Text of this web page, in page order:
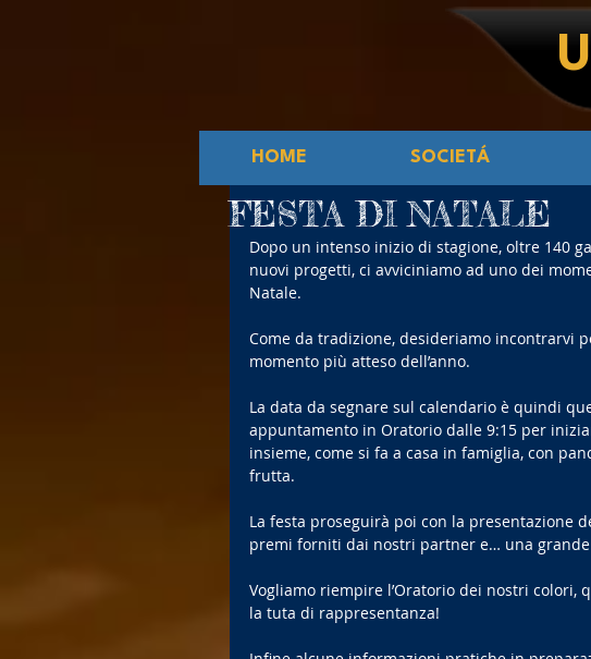
FESTA DI NATALE
Dopo un intenso inizio di stagione, oltre 140
nuovi progetti, ci avviciniamo ad uno dei
Natale.
Come da tradizione, desideriamo incontrarvi
momento più atteso dell’anno.
La data da segnare sul calendario è quindi
appuntamento in Oratorio dalle 9:15 per
insieme, come si fa a casa in famiglia, con
frutta.
La festa proseguirà poi con la presentazione
premi forniti dai nostri partner e… una
Vogliamo riempire l’Oratorio dei nostri
la tuta di rappresentanza!
HOME SOCIETÁ